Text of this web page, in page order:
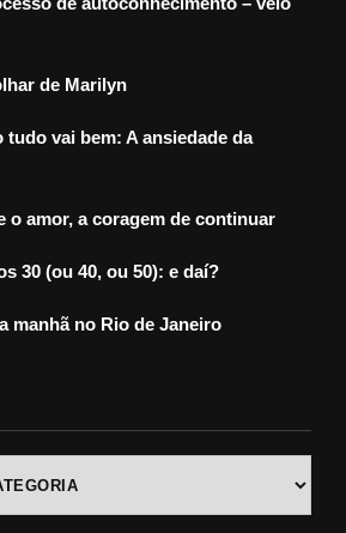
de Marilyn
tudo vai bem: A ansiedade da
o amor, a coragem de continuar
30 (ou 40, ou 50): e daí?
manhã no Rio de Janeiro